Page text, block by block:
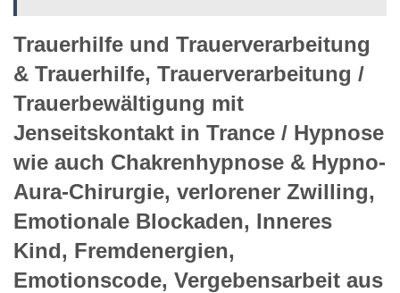
Trauerhilfe und Trauerverarbeitung
& Trauerhilfe, Trauerverarbeitung /
Trauerbewältigung mit
Jenseitskontakt in Trance / Hypnose
wie auch Chakrenhypnose & Hypno-
Aura-Chirurgie, verlorener Zwilling,
Emotionale Blockaden, Inneres
Kind, Fremdenergien,
Emotionscode, Vergebensarbeit aus